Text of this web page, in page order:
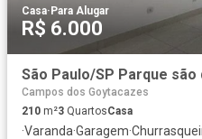
Casa·Para Alugar
R$ 6.000
São Paulo/SP Parque são
Campos dos Goytacazes
210 m²3 QuartosCasa
·Varanda·Garagem·